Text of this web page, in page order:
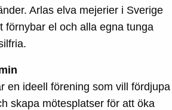
Arlas elva mejerier i Sverige
förnybar el och alla egna tunga
en ideell förening som vill fördjupa
skapa mötesplatser för att öka